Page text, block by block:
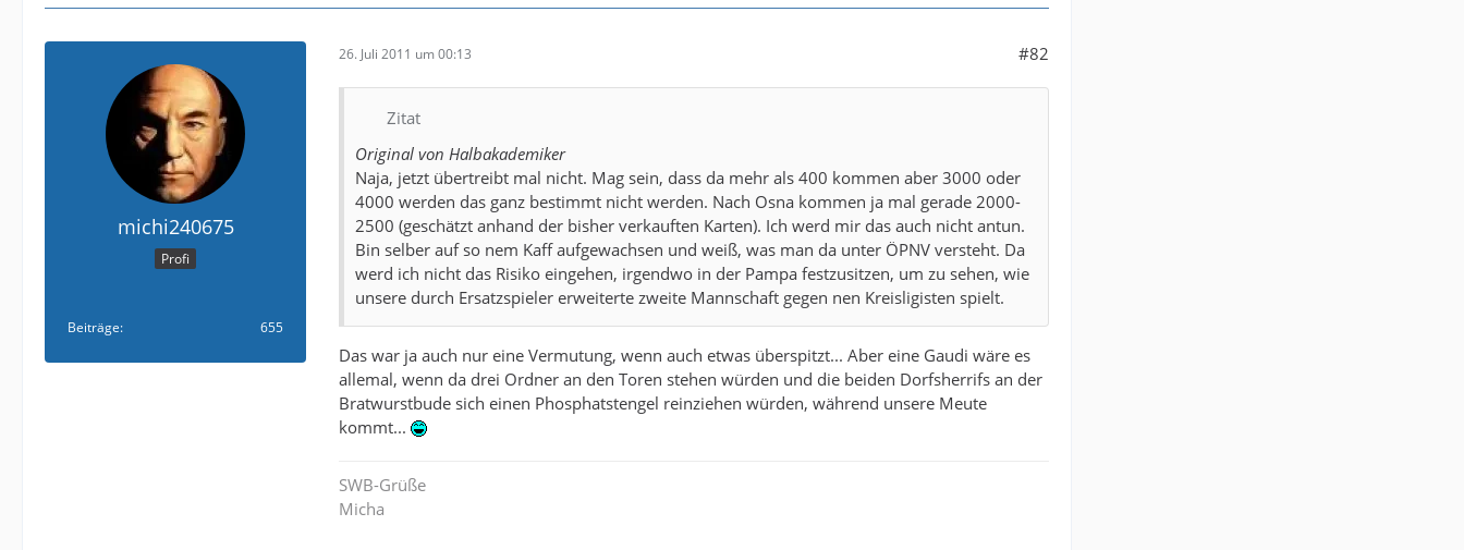
michi240675
Profi
Beiträge 655
26. Juli 2011 um 00:13 #82
Zitat
Original von Halbakademiker
Naja, jetzt übertreibt mal nicht. Mag sein, dass da mehr als 400 kommen aber 3000 oder
4000 werden das ganz bestimmt nicht werden. Nach Osna kommen ja mal gerade 2000-
2500 (geschätzt anhand der bisher verkauften Karten). Ich werd mir das auch nicht antun.
Bin selber auf so nem Kaff aufgewachsen und weiß, was man da unter ÖPNV versteht. Da
werd ich nicht das Risiko eingehen, irgendwo in der Pampa festzusitzen, um zu sehen, wie
unsere durch Ersatzspieler erweiterte zweite Mannschaft gegen nen Kreisligisten spielt.
Das war ja auch nur eine Vermutung, wenn auch etwas überspitzt... Aber eine Gaudi wäre es
allemal, wenn da drei Ordner an den Toren stehen würden und die beiden Dorfsherrifs an der
Bratwurstbude sich einen Phosphatstengel reinziehen würden, während unsere Meute
kommt...
SWB-Grüße
Micha